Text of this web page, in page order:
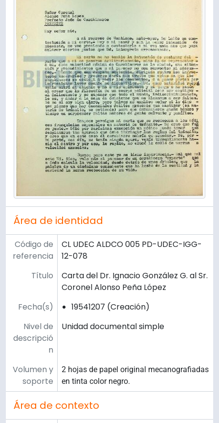
Área de identidad
Código de
referencia
CL UDEC ALDCO 005 PD-UDEC-IGG-
12-078
Título
Carta del Dr. Ignacio González G. al Sr.
Coronel Alonso Peña López
Fecha(s)
19541207 (Creación)
Nivel de
descripció
n
Unidad documental simple
Volumen y
soporte
2 hojas de papel original mecanografiadas
en tinta color negro.
Área de contexto